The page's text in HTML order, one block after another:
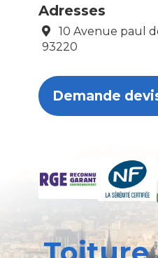
Adresses
10 Avenue paul
93220
Demande